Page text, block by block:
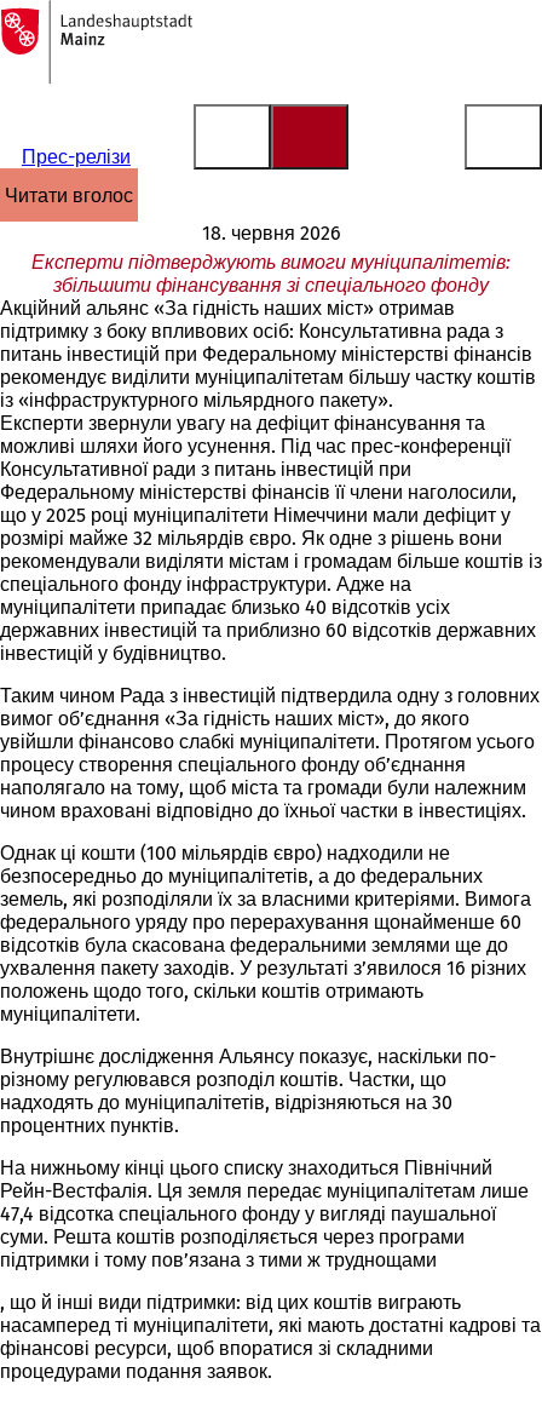
Перейти до змісту
На
головну
сторінку
Прес-релізи
читати вголос
18. червня 2026
Експерти підтверджують вимоги муніципалітетів:
збільшити фінансування зі спеціального фонду
Акційний альянс «За гідність наших міст» отримав
підтримку з боку впливових осіб: Консультативна рада з
питань інвестицій при Федеральному міністерстві фінансів
рекомендує виділити муніципалітетам більшу частку коштів
із «інфраструктурного мільярдного пакету».
Експерти звернули увагу на дефіцит фінансування та
можливі шляхи його усунення. Під час прес-конференції
Консультативної ради з питань інвестицій при
Федеральному міністерстві фінансів її члени наголосили,
що у 2025 році муніципалітети Німеччини мали дефіцит у
розмірі майже 32 мільярдів євро. Як одне з рішень вони
рекомендували виділяти містам і громадам більше коштів із
спеціального фонду інфраструктури. Адже на
муніципалітети припадає близько 40 відсотків усіх
державних інвестицій та приблизно 60 відсотків державних
інвестицій у будівництво.
Таким чином Рада з інвестицій підтвердила одну з головних
вимог об’єднання «За гідність наших міст», до якого
увійшли фінансово слабкі муніципалітети. Протягом усього
процесу створення спеціального фонду об’єднання
наполягало на тому, щоб міста та громади були належним
чином враховані відповідно до їхньої частки в інвестиціях.
Однак ці кошти (100 мільярдів євро) надходили не
безпосередньо до муніципалітетів, а до федеральних
земель, які розподіляли їх за власними критеріями. Вимога
федерального уряду про перерахування щонайменше 60
відсотків була скасована федеральними землями ще до
ухвалення пакету заходів. У результаті з’явилося 16 різних
положень щодо того, скільки коштів отримають
муніципалітети.
Внутрішнє дослідження Альянсу показує, наскільки по-
різному регулювався розподіл коштів. Частки, що
надходять до муніципалітетів, відрізняються на 30
процентних пунктів.
На нижньому кінці цього списку знаходиться Північний
Рейн-Вестфалія. Ця земля передає муніципалітетам лише
47,4 відсотка спеціального фонду у вигляді паушальної
суми. Решта коштів розподіляється через програми
підтримки і тому пов’язана з тими ж труднощами
, що й інші види підтримки: від цих коштів виграють
насамперед ті муніципалітети, які мають достатні кадрові та
фінансові ресурси, щоб впоратися зі складними
процедурами подання заявок.